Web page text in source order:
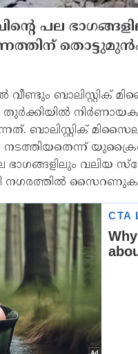
പല
ബാലിസ്റ്റിക്
ബാലിസ്റ്റിക്
പല ഭാഗങ്ങളിലും
നഗരത്തില്‍